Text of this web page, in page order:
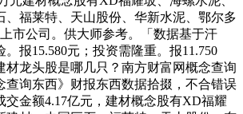
、福莱特、天山股份、华新水泥、鄂尔多
市公司。供大师参考。「数据基于汗
报15.580元；投资需隆重。报11.750
材龙头股是哪几只？南方财富网概念查询
查询东西》财报东西数据拾掇，不合错误
交金额4.17亿元，建材概念股有XD福耀